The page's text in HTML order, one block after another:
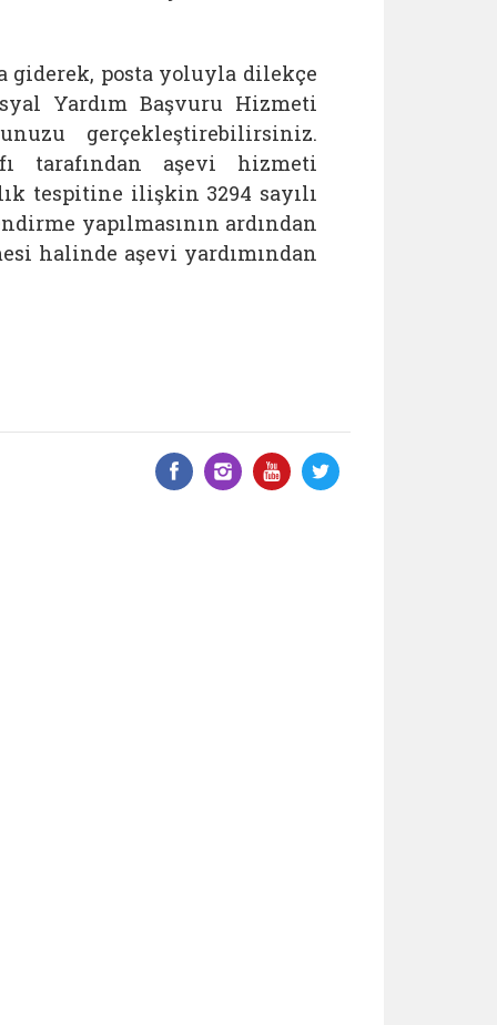
giderek, posta yoluyla dilekçe
Yardım Başvuru Hizmeti
gerçekleştirebilirsiniz.
tarafından aşevi hizmeti
tespitine ilişkin 3294 sayılı
yapılmasının ardından
halinde aşevi yardımından
Facebook üzerinde paylaş
Instagram'da paylaş
YouTube
Twitter